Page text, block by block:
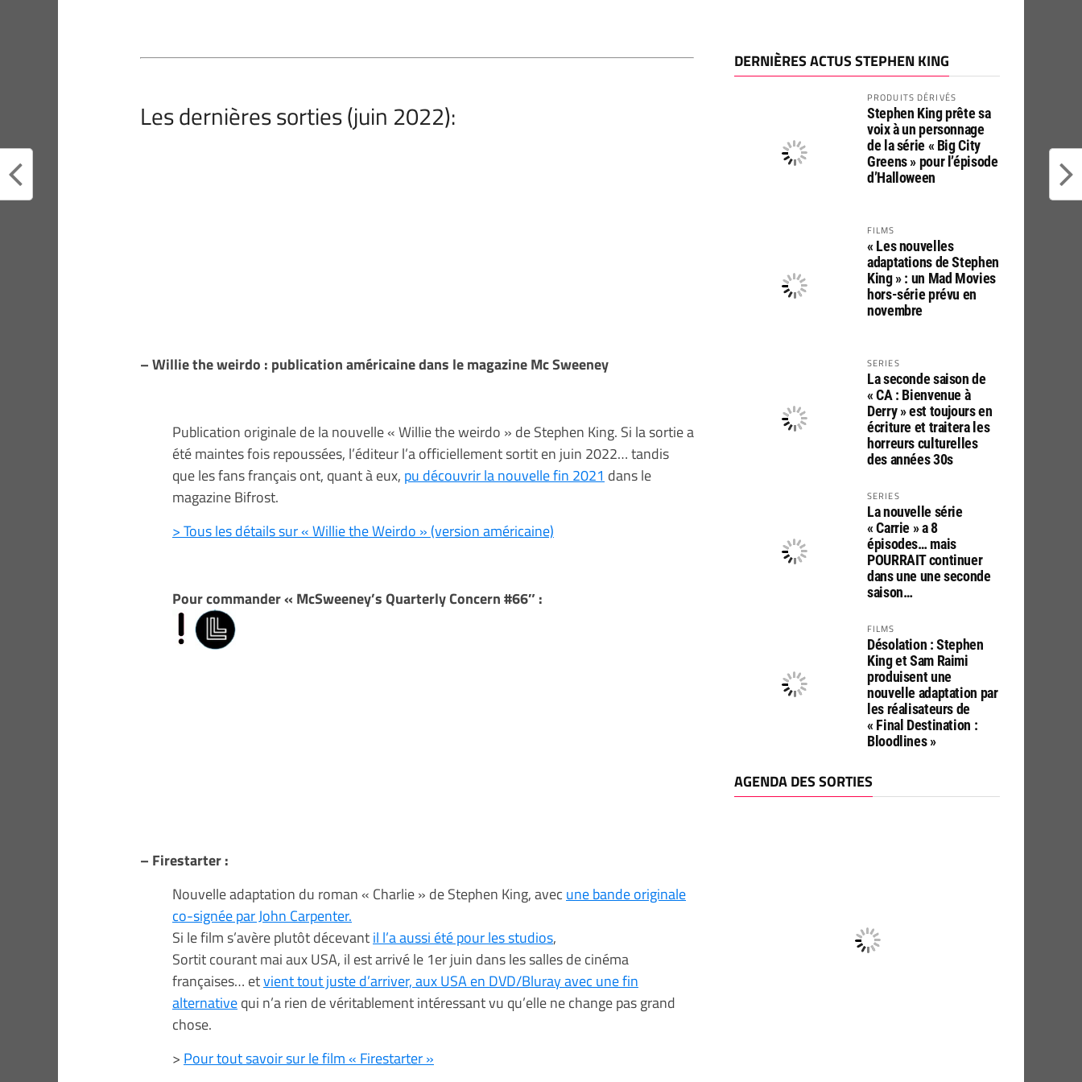
Les dernières sorties (juin 2022):
– Willie the weirdo : publication américaine dans le magazine Mc Sweeney
Publication originale de la nouvelle « Willie the weirdo » de Stephen King. Si la sortie a
été maintes fois repoussées, l’éditeur l’a officiellement sortit en juin 2022… tandis
que les fans français ont, quant à eux, pu découvrir la nouvelle fin 2021 dans le
magazine Bifrost.
> Tous les détails sur « Willie the Weirdo » (version américaine)
Pour commander « McSweeney’s Quarterly Concern #66″ :
– Firestarter :
Nouvelle adaptation du roman « Charlie » de Stephen King, avec une bande originale
co-signée par John Carpenter.
Si le film s’avère plutôt décevantil l’a aussi été pour les studios,
Sortit courant mai aux USA, il est arrivé le 1er juin dans les salles de cinéma
françaises… etvient tout juste d’arriver, aux USA en DVD/Bluray avec une fin
alternativequi n’a rien de véritablement intéressant vu qu’elle ne change pas grand
chose.
> Pour tout savoir sur le film « Firestarter »
DERNIÈRES ACTUS STEPHEN KING
PRODUITS DÉRIVÉS
Stephen King prête sa
voix à un personnage
de la série « Big City
Greens » pour l’épisode
d’Halloween
FILMS
« Les nouvelles
adaptations de Stephen
King » : un Mad Movies
hors-série prévu en
novembre
SERIES
La seconde saison de
« CA : Bienvenue à
Derry » est toujours en
écriture et traitera les
horreurs culturelles
des années 30s
SERIES
La nouvelle série
« Carrie » a 8
épisodes… mais
POURRAIT continuer
dans une une seconde
saison…
FILMS
Désolation : Stephen
King et Sam Raimi
produisent une
nouvelle adaptation par
les réalisateurs de
« Final Destination :
Bloodlines »
AGENDA DES SORTIES